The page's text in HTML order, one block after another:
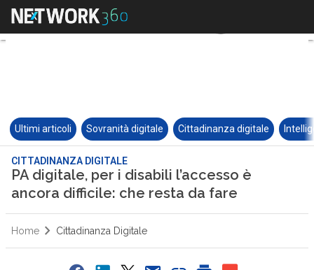
Ultimi articoli Sovranità digitale Cittadinanza digitale
CITTADINANZA DIGITALE
PA digitale, per i disabili l’accesso è
ancora difficile: che resta da fare
Home Cittadinanza Digitale